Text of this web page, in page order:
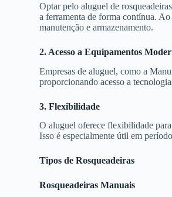
Optar pelo aluguel de
a ferramenta de forma contínua.
manutenção e armazenamento.
2. Acesso a Equipamentos
Empresas de aluguel, como a
proporcionando acesso a
3. Flexibilidade
O aluguel oferece flexibilidade
Isso é especialmente útil em
Tipos de Rosqueadeiras
Rosqueadeiras Manuais